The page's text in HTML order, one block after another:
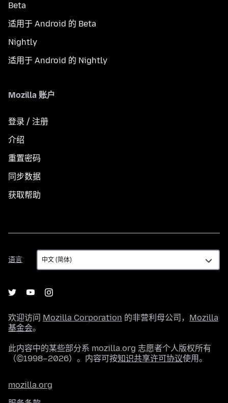
Beta
适用于 Android 的 Beta
Nightly
适用于 Android 的 Nightly
Mozilla 账户
登录 / 注册
介绍
重置密码
同步数据
获取帮助
语言
语
言
欢迎访问 Mozilla Corporation 的非营利母公司， Mozilla
基金会。
此内容中的某些部分系 mozilla.org 志愿者个人版权所有
（©1998–2026）。内容可按知识共享许可协议使用。
mozilla.org